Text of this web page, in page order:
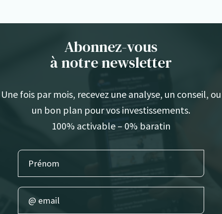
Abonnez-vous
à notre newsletter
Une fois par mois, recevez une analyse, un conseil, ou
un bon plan pour vos investissements.
100% activable – 0% baratin